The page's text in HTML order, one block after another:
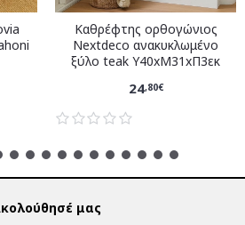
Καθρέφτης ορθογώνιος
Nextdeco ανακυκλωμένο
ξύλο teak Υ40xM31xΠ3εκ
24,80€
μας